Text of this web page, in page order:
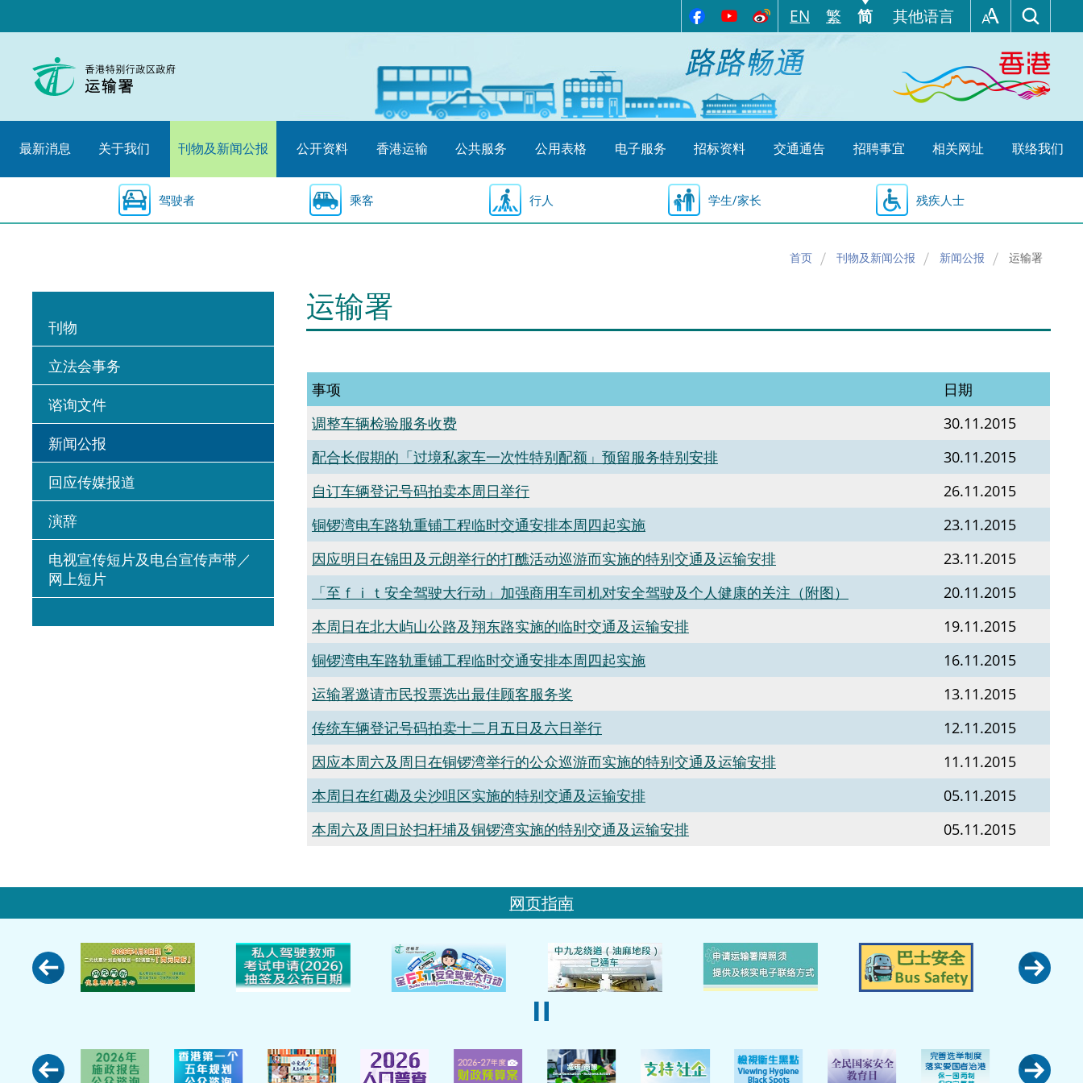
至
始
EN 繁 简 其他语言
最新消息 关于我们 刊物及新闻公报 公开资料 香港运输 公共服务 公用表格 电子服务 招标资料 交通通告 招聘事宜 相关网址 联络我们
驾驶者 乘客 行人 学生/家长 残疾人士
首页 刊物及新闻公报 新闻公报 运输署
刊物
立法会事务
谘询文件
新闻公报
回应传媒报道
演辞
电视宣传短片及电台宣传声带／
网上短片
运输署
事项
日期
调整车辆检验服务收费
30.11.2015
配合长假期的「过境私家车一次性特别配额」预留服务特别安排
30.11.2015
自订车辆登记号码拍卖本周日举行
26.11.2015
铜锣湾电车路轨重铺工程临时交通安排本周四起实施
23.11.2015
因应明日在锦田及元朗举行的打醮活动巡游而实施的特别交通及运输安排
23.11.2015
「至ｆｉｔ安全驾驶大行动」加强商用车司机对安全驾驶及个人健康的关注（附图）
20.11.2015
本周日在北大屿山公路及翔东路实施的临时交通及运输安排
19.11.2015
铜锣湾电车路轨重铺工程临时交通安排本周四起实施
16.11.2015
运输署邀请市民投票选出最佳顾客服务奖
13.11.2015
传统车辆登记号码拍卖十二月五日及六日举行
12.11.2015
因应本周六及周日在铜锣湾举行的公众巡游而实施的特别交通及运输安排
11.11.2015
本周日在红磡及尖沙咀区实施的特别交通及运输安排
05.11.2015
本周六及周日於扫杆埔及铜锣湾实施的特别交通及运输安排
05.11.2015
网页指南